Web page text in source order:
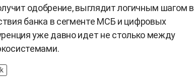
одобрение, выглядит логичным шагом в
банка в сегменте МСБ и цифровых
уже давно идет не столько между